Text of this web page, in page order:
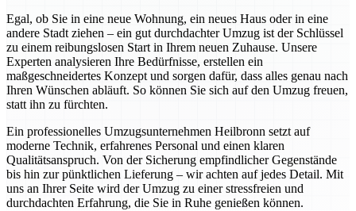
Egal, ob Sie in eine neue Wohnung, ein neues Haus oder in eine
andere Stadt ziehen – ein gut durchdachter Umzug ist der Schlüssel
zu einem reibungslosen Start in Ihrem neuen Zuhause. Unsere
Experten analysieren Ihre Bedürfnisse, erstellen ein
maßgeschneidertes Konzept und sorgen dafür, dass alles genau nach
Ihren Wünschen abläuft. So können Sie sich auf den Umzug freuen,
statt ihn zu fürchten.
Ein professionelles Umzugsunternehmen Heilbronn setzt auf
moderne Technik, erfahrenes Personal und einen klaren
Qualitätsanspruch. Von der Sicherung empfindlicher Gegenstände
bis hin zur pünktlichen Lieferung – wir achten auf jedes Detail. Mit
uns an Ihrer Seite wird der Umzug zu einer stressfreien und
durchdachten Erfahrung, die Sie in Ruhe genießen können.